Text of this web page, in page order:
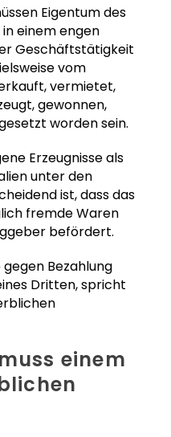
Eigentum des
einem engen
Geschäftstätigkeit
vom
vermietet,
gewonnen,
worden sein.
Erzeugnisse als
unter den
ist, dass das
fremde Waren
befördert.
Bezahlung
Dritten, spricht
einem